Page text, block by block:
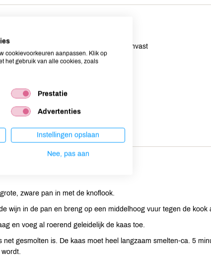
witte wijn
naar
fonduepan of ovenvast
schaaltje
zware pan in met de knoflook.
wijn in de pan en breng op een middelhoog vuur tegen de kook
en voeg al roerend geleidelijk de kaas toe.
net gesmolten is. De kaas moet heel langzaam smelten-ca. 5
cookievoorkeuren aanpassen. Klik op
het gebruik van alle cookies, zoals
Prestatie
Advertenties
Instellingen opslaan
Nee, pas aan